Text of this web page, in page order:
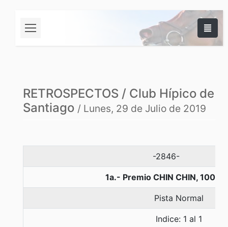
RETROSPECTOS / Club Hípico de
Santiago / Lunes, 29 de Julio de 2019
-2846-
1a.- Premio CHIN CHIN, 1000
Pista Normal
Indice: 1 al 1